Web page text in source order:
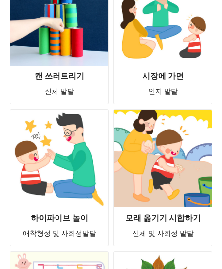
캔 쓰러트리기
신체 발달
시장에 가면
인지 발달
하이파이브 놀이
애착형성 및 사회성발달
모래 옮기기 시합하기
신체 및 사회성 발달